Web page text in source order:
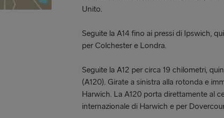
Unito.
Seguite la A14 fino ai pressi di Ipswich,
per Colchester e Londra.
Seguite la A12 per circa 19 chilometri,
(A120). Girate a sinistra alla rotonda e
Harwich. La A120 porta direttamente al
internazionale di Harwich e per